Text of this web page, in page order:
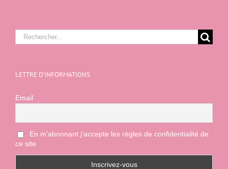
Rechercher:
LETTRE D’INFORMATIONS
Email
En m'abonnant j'accepte les règles de confidentialité de
ce site